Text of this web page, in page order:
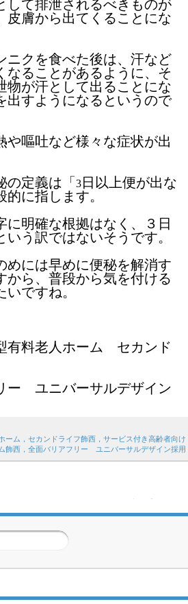
10 11 12 13 14
17 18 19 20 21
24 25 26 27 28
2026年7月
3 4 5 6 7
17 18 19 20 21
24 25 26 27 28
して排泄されるべきものが
皮膚から出てくることにな
ニクを食べた後は、汗など
なることがあるように、そ
物が汗として出ることにな
出すようになるというので
や嘔吐など様々な症状が出
の定義は「3日以上便が出な
に指します。
に明確な根拠はなく、３日
いう訳ではないそうです。
めには早めに便秘を解消す
から、普段から気を付ける
ですね。
料老人ホーム セカンド
ー ユニバーサルデザイン
ーム，セカンドライフ飾西，サービス付き高齢者向け
飾西，全面バリアフリー ユニバーサルデザイン採用